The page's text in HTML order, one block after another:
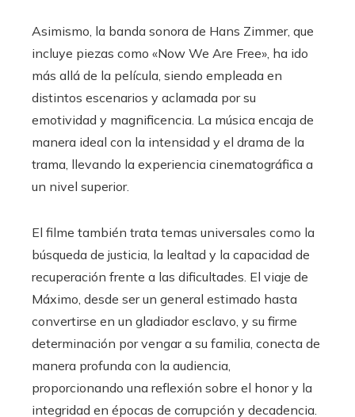
Asimismo, la banda sonora de Hans Zimmer, que
incluye piezas como «Now We Are Free», ha ido
más allá de la película, siendo empleada en
distintos escenarios y aclamada por su
emotividad y magnificencia. La música encaja de
manera ideal con la intensidad y el drama de la
trama, llevando la experiencia cinematográfica a
un nivel superior.
El filme también trata temas universales como la
búsqueda de justicia, la lealtad y la capacidad de
recuperación frente a las dificultades. El viaje de
Máximo, desde ser un general estimado hasta
convertirse en un gladiador esclavo, y su firme
determinación por vengar a su familia, conecta de
manera profunda con la audiencia,
proporcionando una reflexión sobre el honor y la
integridad en épocas de corrupción y decadencia.